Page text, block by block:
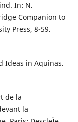
In: N.
Companion to
Press, 8-59.
Ideas in Aquinas.
de la
la